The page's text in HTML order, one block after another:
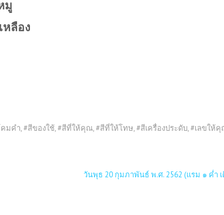
มู
หลือง
มคำ,#สีของใช้,#สีที่ให้คุณ,#สีที่ให้โทษ,#สีเครื่องประดับ,#เลขให้
วันพุธ 20 กุมภาพันธ์ พ.ศ. 2562 (แรม ๑ ค่ำ